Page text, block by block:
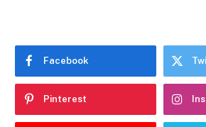
Facebook
Pinterest